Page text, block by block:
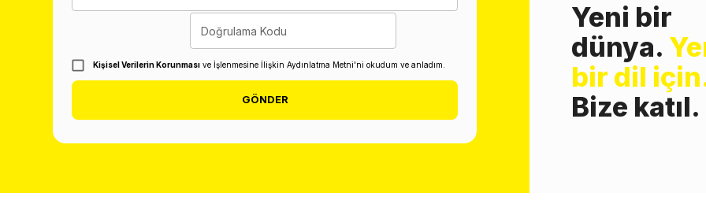
Doğrulama Kodu
Kişisel Verilerin Korunması ve İşlenmesine İlişkin Aydınlatma Metni'ni okudum ve anladım.
GÖNDER
Yeni bir
dünya.
bir dil
Bize katıl.